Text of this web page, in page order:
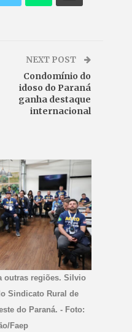
NEXT POST
Condomínio do
idoso do Paraná
ganha destaque
internacional
outras regiões. Silvio
Sindicato Rural de
do Paraná. - Foto:
Faep